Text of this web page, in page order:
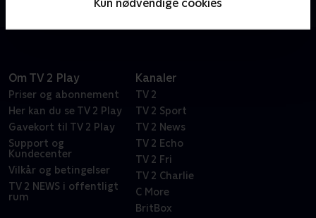
Kun nødvendige cookies
gennem virkelige hændelser og
Om TV 2 Play
Priser og abonnement
Her kan du se TV 2 Play
Gavekort til TV 2 Play
Support og
Kundecenter
Vilkår og betingelser
TV 2 NEWS i offentligt
rum
Kanaler
TV 2
TV 2 Sport
TV 2 News
TV 2 Echo
TV 2 Fri
TV 2 Charlie
C More
BritBox